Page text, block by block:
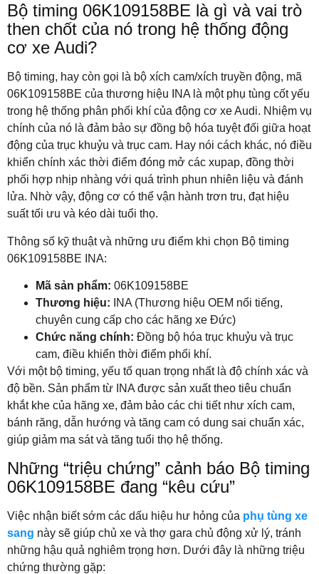
Bộ timing 06K109158BE là gì và vai trò
then chốt của nó trong hệ thống động
cơ xe Audi?
Bộ timing, hay còn gọi là bộ xích cam/xích truyền động, mã
06K109158BE của thương hiệu INA là một phụ tùng cốt yếu
trong hệ thống phân phối khí của động cơ xe Audi. Nhiệm vụ
chính của nó là đảm bảo sự đồng bộ hóa tuyệt đối giữa hoạt
động của trục khuỷu và trục cam. Hay nói cách khác, nó điều
khiển chính xác thời điểm đóng mở các xupap, đồng thời
phối hợp nhịp nhàng với quá trình phun nhiên liệu và đánh
lửa. Nhờ vậy, động cơ có thể vận hành trơn tru, đạt hiệu
suất tối ưu và kéo dài tuổi thọ.
Thông số kỹ thuật và những ưu điểm khi chọn Bộ timing
06K109158BE INA:
Mã sản phẩm: 06K109158BE
Thương hiệu: INA (Thương hiệu OEM nổi tiếng,
chuyên cung cấp cho các hãng xe Đức)
Chức năng chính: Đồng bộ hóa trục khuỷu và trục
cam, điều khiển thời điểm phối khí.
Với một bộ timing, yếu tố quan trọng nhất là độ chính xác và
độ bền. Sản phẩm từ INA được sản xuất theo tiêu chuẩn
khắt khe của hãng xe, đảm bảo các chi tiết như xích cam,
bánh răng, dẫn hướng và tăng cam có dung sai chuẩn xác,
giúp giảm ma sát và tăng tuổi thọ hệ thống.
Những “triệu chứng” cảnh báo Bộ timing
06K109158BE đang “kêu cứu”
Việc nhận biết sớm các dấu hiệu hư hỏng của phụ tùng xe
sang này sẽ giúp chủ xe và thợ gara chủ động xử lý, tránh
những hậu quả nghiêm trọng hơn. Dưới đây là những triệu
chứng thường gặp: